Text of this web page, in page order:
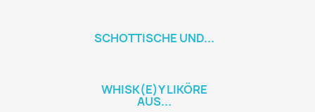
SCHOTTISCHE UND...
WHISK(E)Y LIKÖRE
AUS...